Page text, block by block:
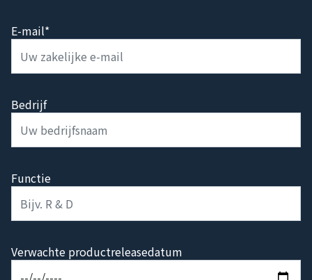
E-mail*
Bedrijf
Functie
Verwachte productreleasedatum